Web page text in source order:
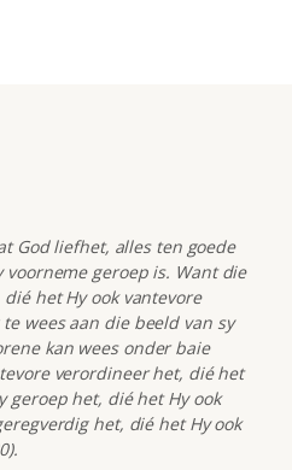
God liefhet, alles ten goede
geroep is. Want die
het Hy ook vantevore
wees aan die beeld van sy
kan wees onder baie
verordineer het, dié het
geroep het, dié het Hy ook
het, dié het Hy ook